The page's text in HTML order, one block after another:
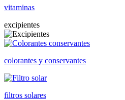
vitaminas
excipientes
colorantes y conservantes
filtros solares